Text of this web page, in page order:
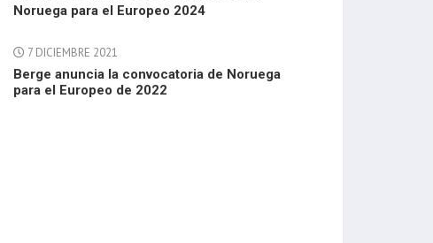
Noruega para el Europeo 2024
7 DICIEMBRE 2021
Berge anuncia la convocatoria de Noruega
para el Europeo de 2022